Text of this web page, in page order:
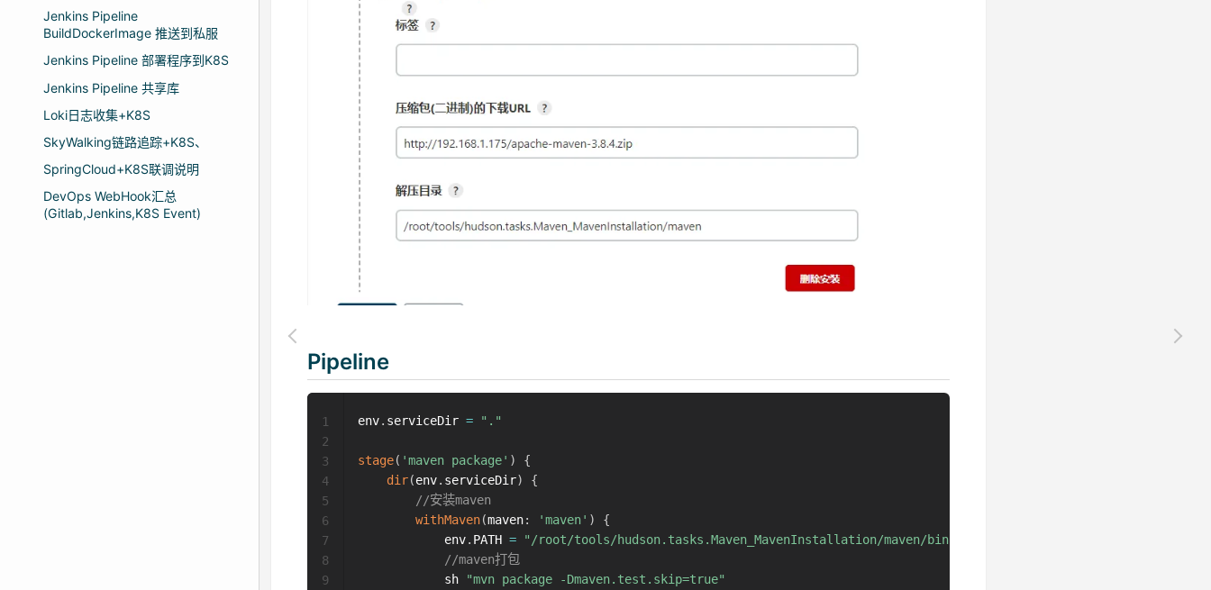
Jenkins Pipeline
BuildDockerImage 推送到私服
Jenkins Pipeline 部署程序到K8S
Jenkins Pipeline 共享库
Loki日志收集+K8S
SkyWalking链路追踪+K8S、
SpringCloud+K8S联调说明
DevOps WebHook汇总
(Gitlab,Jenkins,K8S Event)
Pipeline
env. serviceDir = "."
stage( 'maven package' )
{
dir(env. serviceDir)
{
//安装maven
withMaven(maven: 'maven' )
{
            env
. PATH = "/root/tools/hudson.tasks.Maven_MavenInstallation/maven/bin:
//maven打包
            sh
"mvn package -Dmaven.test.skip=true"
1
2
3
4
5
6
7
8
9